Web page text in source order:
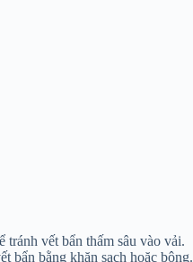
vết bẩn thấm sâu vào vải.
bẩn bằng khăn sạch hoặc bông.